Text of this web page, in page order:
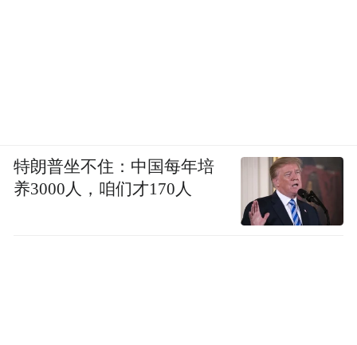
特朗普坐不住：中国每年培
养3000人，咱们才170人